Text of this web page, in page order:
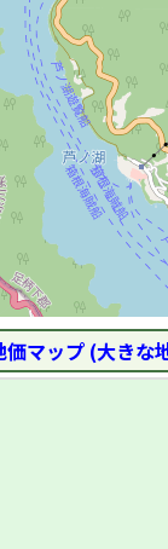
価マップ (大きな